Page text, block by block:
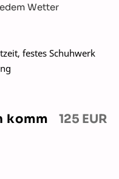
Wetter
festes Schuhwerk
komm
125 EUR